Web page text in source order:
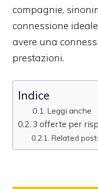
compagnie,
connessione
avere una
prestazioni.
Indice
Leggi anche
3 offerte per
Related